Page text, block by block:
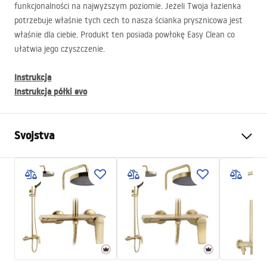
funkcjonalności na najwyższym poziomie. Jeżeli Twoja łazienka
potrzebuje właśnie tych cech to nasza ścianka prysznicowa jest
właśnie dla ciebie. Produkt ten posiada powłokę Easy Clean co
ułatwia jego czyszczenie.
Instrukcja
Instrukcja półki evo
Svojstva
Dimenzije (vrata x fiksna
stijenka)
110
Boja
Tip kabine
Walk-in
Boja stakla
Transparent 8mm
Seria
Aero